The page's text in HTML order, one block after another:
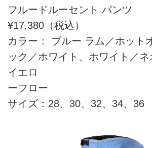
フルードルーセント パンツ
¥17,380（税込）
カラー： ブルー ラム／ホット
ック／ホワイト、ホワイト／
イエロ
ーフロー
サイズ：28、30、32、34、36